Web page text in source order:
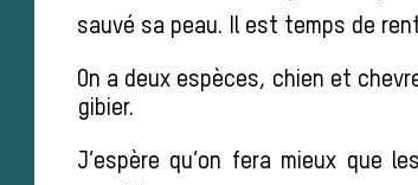
sauvé sa peau. Il est temps de
On a deux espèces, chien et
gibier.
J’espère qu’on fera mieux que